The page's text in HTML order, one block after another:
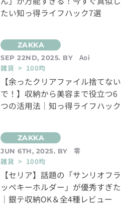
たい知っ得ライフハック7選
SEP 22ND, 2025. BY
Aoi
雑貨 > 100均
【余ったクリアファイル捨てない
で！】収納から美容まで役立つ6
つの活用法｜知っ得ライフハック
JUN 6TH, 2025. BY
零
雑貨 > 100均
【セリア】話題の「サンリオフラ
ッペキーホルダー」が優秀すぎた
｜銀テ収納OK＆全4種レビュー